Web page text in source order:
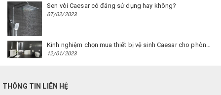
Sen vòi Caesar có đáng sử dụng hay không?
07/02/2023
12/01/2023
THÔNG TIN LIÊN HỆ